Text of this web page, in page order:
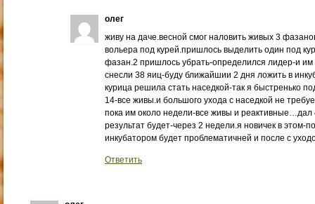
олег
живу на даче.весной смог наловить живых 3
вольера под курей.пришлось выделить один под
фазан.2 пришлось убрать-определился лидер-и
снесли 38 яиц-буду ближайшии 2 дня ложить в
курица решила стать наседкой-так я быстренько
14-все живы.и большого ухода с наседкой не
пока им около недели-все живы и
результат будет-через 2 недели.я новичек в этом-
инкубатором будет проблематичней и после с
Ответить